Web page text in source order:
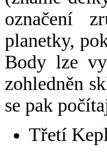
označení
planetky,
Body lze
zohledněn
se pak
Třetí